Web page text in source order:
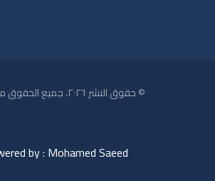
© حقوق النشر ٢٠٢٦. جميع الحقوق محفوظة.
by : Mohamed Saeed